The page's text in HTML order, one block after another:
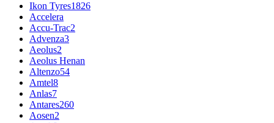
Ikon Tyres1826
Accelera
Accu-Trac2
Advenza3
Aeolus2
Aeolus Henan
Altenzo54
Amtel8
Anlas7
Antares260
Aosen2